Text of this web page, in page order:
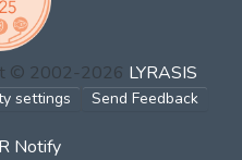
© 2002-2026 LYRASIS
settings Send Feedback
Notify